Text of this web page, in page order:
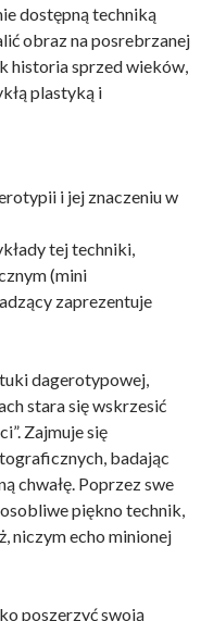
dostępną techniką
obraz na posrebrzanej
historia sprzed wieków,
plastyką i
i jej znaczeniu w
tej techniki,
(mini
zaprezentuje
dagerotypowej,
stara się wskrzesić
Zajmuje się
badając
chwałę. Poprzez swe
piękno technik,
niczym echo minionej
poszerzyć swoją